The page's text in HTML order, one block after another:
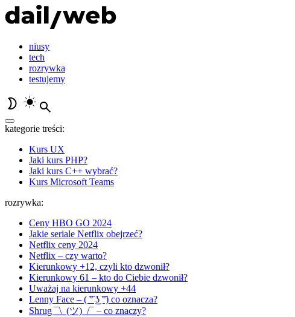
niusy
tech
rozrywka
testujemy
kategorie treści:
Kurs UX
Jaki kurs PHP?
Jaki kurs C++ wybrać?
Kurs Microsoft Teams
rozrywka:
Ceny HBO GO 2024
Jakie seriale Netflix obejrzeć?
Netflix ceny 2024
Netflix – czy warto?
Kierunkowy +12, czyli kto dzwonił?
Kierunkowy 61 – kto do Ciebie dzwonił?
Uważaj na kierunkowy +44
Lenny Face – ( ͡° ͜ʖ ͡°) co oznacza?
Shrug ¯\_(ツ)_/¯ – co znaczy?